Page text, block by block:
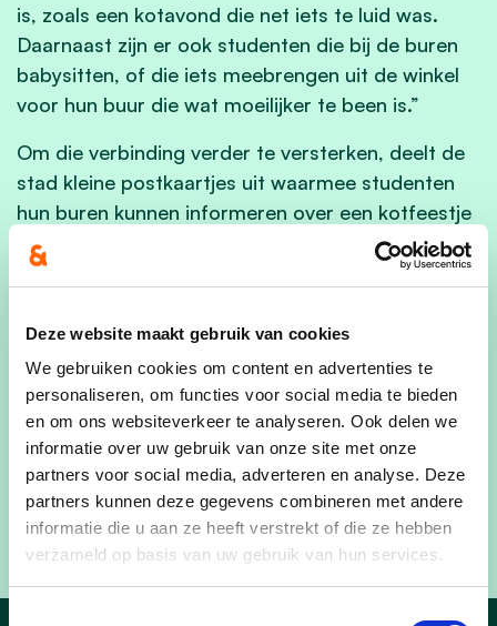
Deze website maakt gebruik van cookies
We gebruiken cookies om content en advertenties te
personaliseren, om functies voor social media te bieden
en om ons websiteverkeer te analyseren. Ook delen we
informatie over uw gebruik van onze site met onze
partners voor social media, adverteren en analyse. Deze
partners kunnen deze gegevens combineren met andere
informatie die u aan ze heeft verstrekt of die ze hebben
verzameld op basis van uw gebruik van hun services.
is, zoals een kotavond die net iets te luid was.
Daarnaast zijn er ook studenten die bij de buren
babysitten, of die iets meebrengen uit de winkel
voor hun buur die wat moeilijker te been is.”
Om die verbinding verder te versterken, deelt de
stad kleine postkaartjes uit waarmee studenten
hun buren kunnen informeren over een kotfeestje
of bewoners feedback kunnen geven aan hun
jongere wijkgenoten.
die het samenleven bevorderen”, besluit schepen
Vandermeeren. “Meet Your Street is daar een
mooi voorbeeld van: een positief project, waar
iedereen aan kan meedoen, zonder drempels. Het
toont hoe kleine ontmoetingen een grote impact
kunnen hebben op het samenleven in een diverse
stad als Leuven.”